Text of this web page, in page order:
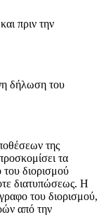
πριν την
δήλωση του
της
τα
του διορισμού
διατυπώσεως. Η
του διορισμού,
από την